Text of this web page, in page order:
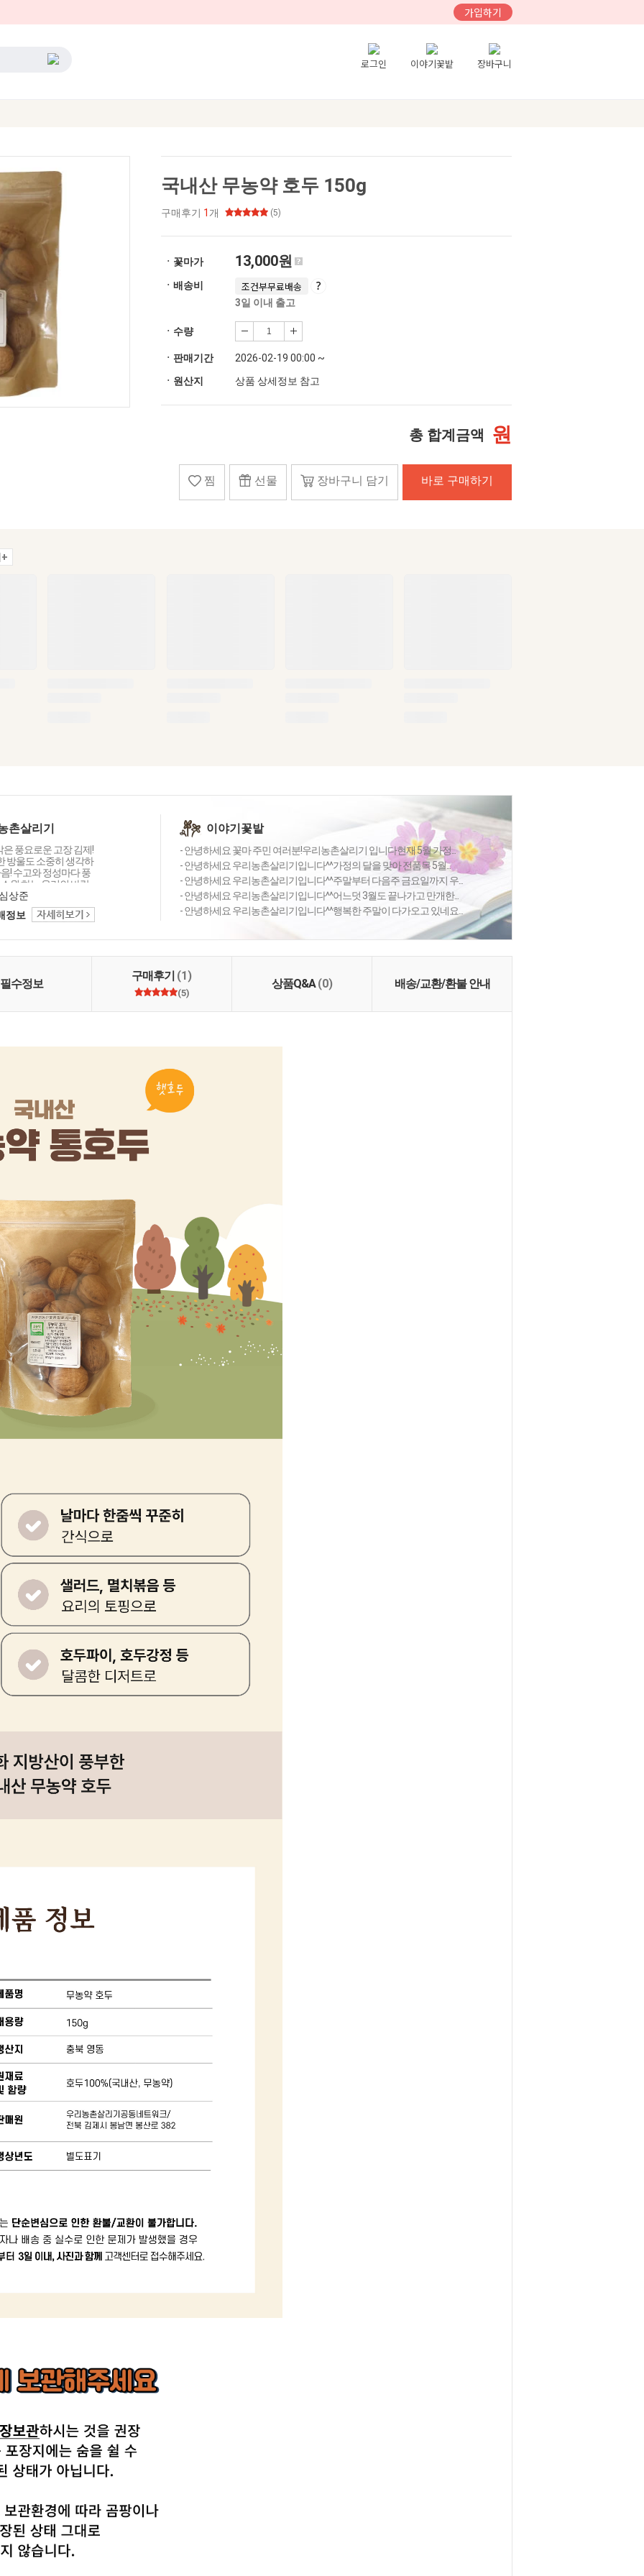
가입하기
로그인 이야기꽃밭 장바구니
국내산 무농약 호두 150g
구매후기 1 개 (5)
ㆍ꽃마가 13,000원
ㆍ배송비 조건부무료배송
3일 이내 출고
ㆍ수량
ㆍ판매기간
2026-02-19 00:00 ~
ㆍ원산지
상품 상세정보 참고
총 합계금액 원
찜 선물 장바구니 담기 바로 구매하기
촌살리기
은 풍요로운 고장 김제!
방울도 소중히 생각하
! 수고와 정성마다 풍
원 하는 우리의 바람
리농촌살리기공동
사람과 환경이 행복한
제품을 생산·공급합
상준
정보
이야기꽃밭
- 안녕하세요 꽃마 주민 여러분!우리농촌살리기 입니다현재 5월 가정...
- 안녕하세요 우리농촌살리기입니다^^가정의 달을 맞아 전품목 5월...
- 안녕하세요 우리농촌살리기입니다^^주말부터 다음주 금요일까지 우...
- 안녕하세요 우리농촌살리기입니다^^어느덧 3월도 끝나가고 만개한...
- 안녕하세요 우리농촌살리기입니다^^행복한 주말이 다가오고 있네요...
필수정보
구매후기 (1)
(5)
상품Q&A(0) 배송/교환/환불 안내